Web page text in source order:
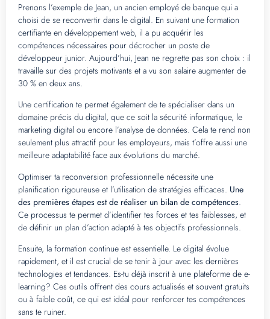
Prenons l’exemple de Jean, un ancien employé de banque qui a
choisi de se reconvertir dans le digital. En suivant une formation
certifiante en développement web, il a pu acquérir les
compétences nécessaires pour décrocher un poste de
développeur junior. Aujourd’hui, Jean ne regrette pas son choix : il
travaille sur des projets motivants et a vu son salaire augmenter de
30 % en deux ans.
Une certification te permet également de te spécialiser dans un
domaine précis du digital, que ce soit la sécurité informatique, le
marketing digital ou encore l’analyse de données. Cela te rend non
seulement plus attractif pour les employeurs, mais t’offre aussi une
meilleure adaptabilité face aux évolutions du marché.
Optimiser ta reconversion professionnelle nécessite une
planification rigoureuse et l’utilisation de stratégies efficaces. Une
des premières étapes est de réaliser un bilan de compétences.
Ce processus te permet d’identifier tes forces et tes faiblesses, et
de définir un plan d’action adapté à tes objectifs professionnels.
Ensuite, la formation continue est essentielle. Le digital évolue
rapidement, et il est crucial de se tenir à jour avec les dernières
technologies et tendances. Es-tu déjà inscrit à une plateforme de e-
learning? Ces outils offrent des cours actualisés et souvent gratuits
ou à faible coût, ce qui est idéal pour renforcer tes compétences
sans te ruiner.